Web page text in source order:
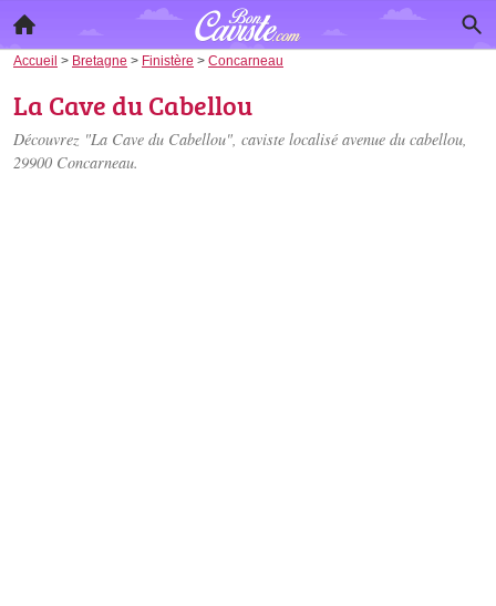
Accueil > Bretagne > Finistère > Concarneau
La Cave du Cabellou
Découvrez "La Cave du Cabellou", caviste localisé avenue du cabellou,
29900 Concarneau.